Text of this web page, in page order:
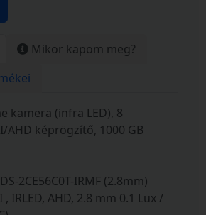
Mikor kapom meg?
kamera (infra LED), 8
AHD képrögzítő, 1000 GB
2CE56C0T-IRMF (2.8mm)
IRLED, AHD, 2.8 mm 0.1 Lux /